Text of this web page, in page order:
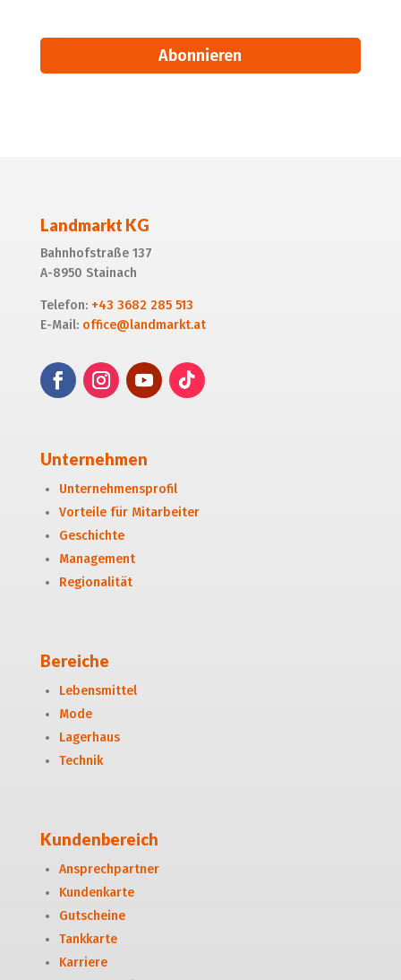
Landmarkt KG
Bahnhofstraße 137
A-8950 Stainach
Telefon: +43 3682 285 513
E-Mail: office@landmarkt.at
Unternehmen
Unternehmensprofil
Vorteile für Mitarbeiter
Geschichte
Management
Regionalität
Bereiche
Lebensmittel
Mode
Lagerhaus
Technik
Kundenbereich
Ansprechpartner
Kundenkarte
Gutscheine
Tankkarte
Karriere